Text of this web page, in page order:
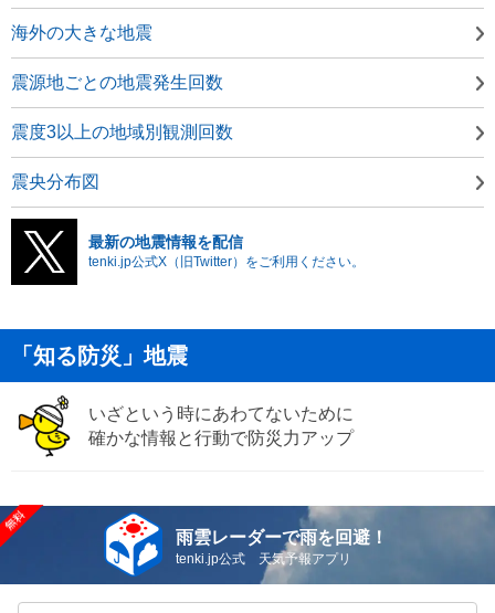
海外の大きな地震
震源地ごとの地震発生回数
震度3以上の地域別観測回数
震央分布図
最新の地震情報を配信
tenki.jp公式X（旧Twitter）をご利用ください。
「知る防災」地震
いざという時にあわてないために
確かな情報と行動で防災力アップ
雨雲レーダーで雨を回避！
tenki.jp公式 天気予報アプリ